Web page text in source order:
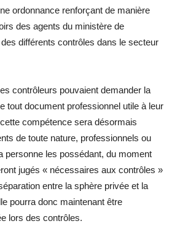
ordonnance renforçant de manière
des agents du ministère de
des différents contrôles dans le secteur
contrôleurs pouvaient demander la
tout document professionnel utile à leur
compétence sera désormais
de toute nature, professionnels ou
personne les possédant, du moment
jugés « nécessaires aux contrôles »
entre la sphère privée et la
pourra donc maintenant être
lors des contrôles.